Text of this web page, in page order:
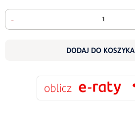
-
DODAJ DO KOSZYKA